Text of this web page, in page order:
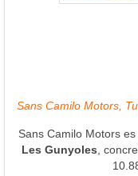
Sans Camilo Motors,
Sans Camilo Motors es
Les Gunyoles ,